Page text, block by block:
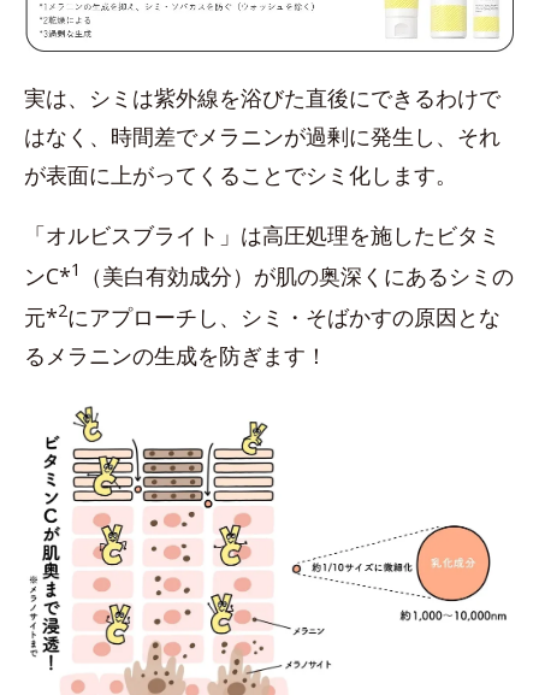
実は、シミは紫外線を浴びた直後にできるわけで
はなく、時間差でメラニンが過剰に発生し、それ
が表面に上がってくることでシミ化します。
「オルビスブライト」は高圧処理を施したビタミ
ンC*1
（美白有効成分）が肌の奥深くにあるシミの
元*2にアプローチし、シミ・そばかすの原因とな
るメラニンの生成を防ぎます！